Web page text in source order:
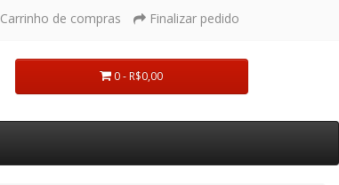
Carrinho de compras Finalizar pedido
0 - R$0,00